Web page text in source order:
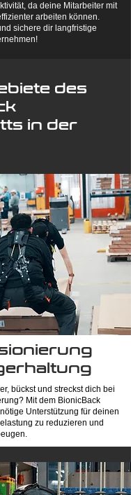
da deine Mitarbeiter mit
arbeiten können.
sichere dir langfristige
des
in der
bückst und streckst dich bei
Mit dem BionicBack
Unterstützung für deinen
zu reduzieren und